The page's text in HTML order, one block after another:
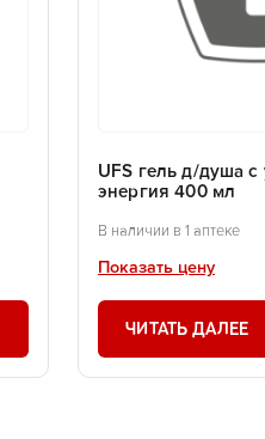
UFS гель д/душа с
энергия 400 мл
В наличии в 1 аптеке
Показать цену
ЧИТАТЬ ДАЛЕЕ